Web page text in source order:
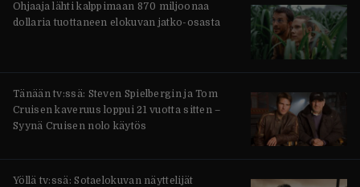
Ohjaaja lähti kalppimaan 870 miljoonaa
dollaria tuottaneen elokuvan jatko-osasta
Tänään tv:ssä: Steven Spielbergin ja Tom
Cruisen kaveruus loppui 21 vuotta sitten –
Syynä Cruisen nolo käytös
Yöllä tv:ssä: Sotaelokuvan näyttelijät